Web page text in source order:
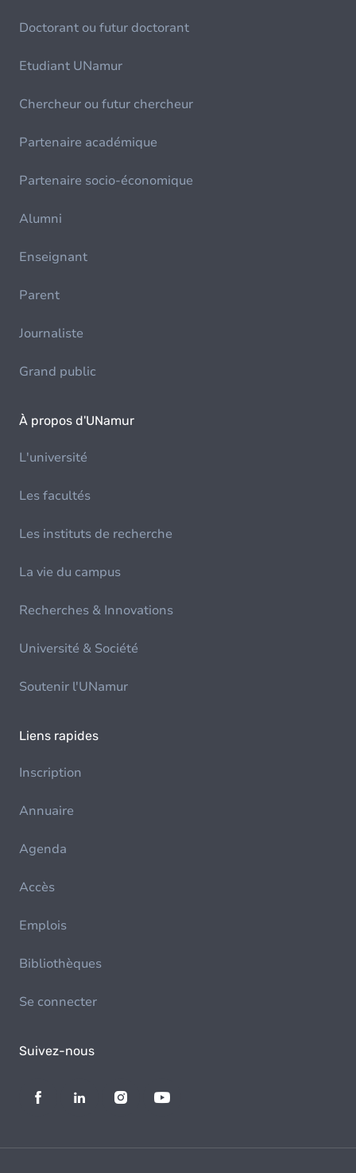
Doctorant ou futur doctorant
Etudiant UNamur
Chercheur ou futur chercheur
Partenaire académique
Partenaire socio-économique
Alumni
Enseignant
Parent
Journaliste
Grand public
À propos d'UNamur
L'université
Les facultés
Les instituts de recherche
La vie du campus
Recherches & Innovations
Université & Société
Soutenir l'UNamur
Liens rapides
Inscription
Annuaire
Agenda
Accès
Emplois
Bibliothèques
Se connecter
Suivez-nous